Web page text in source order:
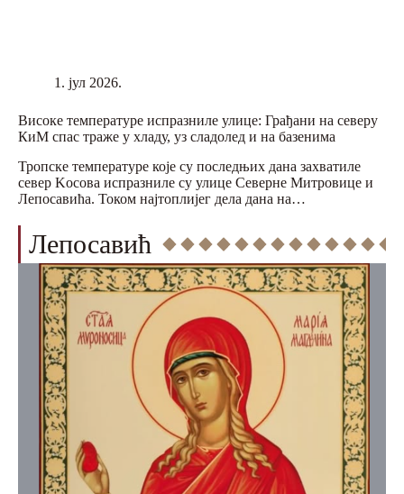
1. јул 2026.
Високе температуре испразниле улице: Грађани на северу
КиМ спас траже у хладу, уз сладолед и на базенима
Тропске температуре које су последњих дана захватиле
север Kосова испразниле су улице Северне Митровице и
Лепосавића. Током најтоплијег дела дана на…
Лепосавић